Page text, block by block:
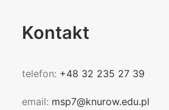
Kontakt
telefon: +48 32 235 27 39
email: msp7@knurow.edu.pl